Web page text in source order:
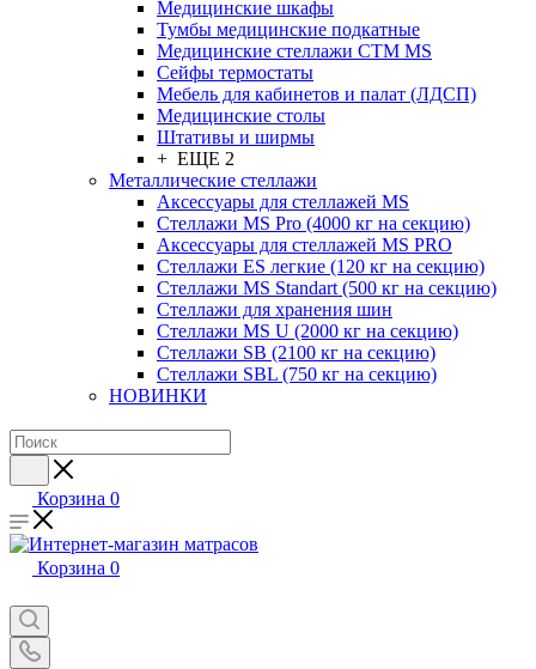
Медицинские шкафы
Тумбы медицинские подкатные
Медицинские стеллажи CTM MS
Сейфы термостаты
Мебель для кабинетов и палат (ЛДСП)
Медицинские столы
Штативы и ширмы
+ ЕЩЕ 2
Металлические стеллажи
Аксессуары для стеллажей MS
Стеллажи MS Pro (4000 кг на секцию)
Аксессуары для стеллажей MS PRO
Стеллажи ES легкие (120 кг на секцию)
Стеллажи MS Standart (500 кг на секцию)
Стеллажи для хранения шин
Стеллажи MS U (2000 кг на секцию)
Стеллажи SB (2100 кг на секцию)
Стеллажи SBL (750 кг на секцию)
НОВИНКИ
Корзина 0
Корзина 0